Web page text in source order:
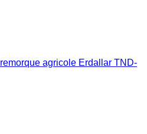
remorque agricole Erdallar TND-